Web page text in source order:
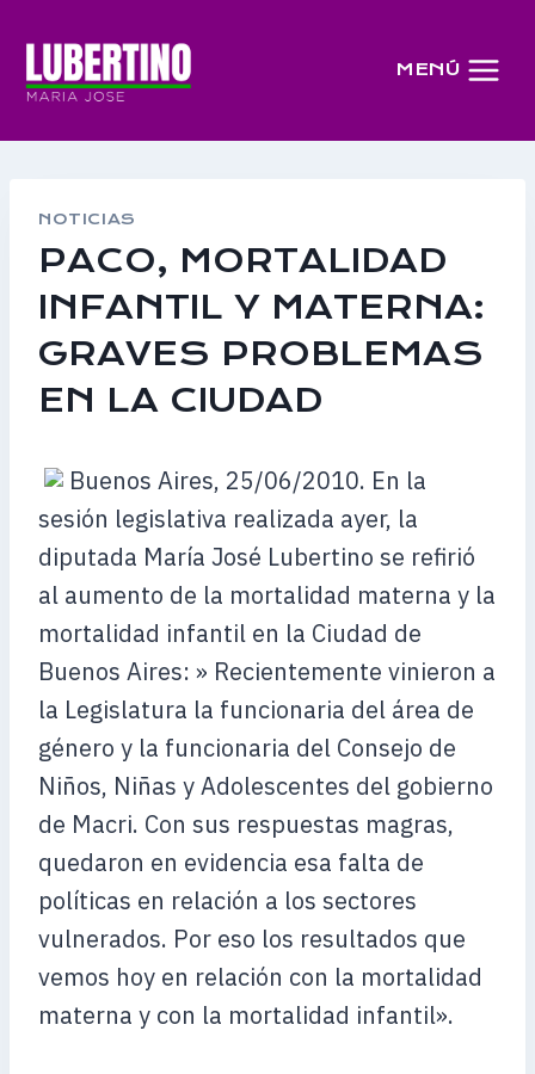
contenido
MENÚ
NOTICIAS
PACO, MORTALIDAD
INFANTIL Y MATERNA:
GRAVES PROBLEMAS
EN LA CIUDAD
Buenos Aires, 25/06/2010. En la
sesión legislativa realizada ayer, la
diputada María José Lubertino se refirió
al aumento de la mortalidad materna y la
mortalidad infantil en la Ciudad de
Buenos Aires: » Recientemente vinieron a
la Legislatura la funcionaria del área de
género y la funcionaria del Consejo de
Niños, Niñas y Adolescentes del gobierno
de Macri. Con sus respuestas magras,
quedaron en evidencia esa falta de
políticas en relación a los sectores
vulnerados. Por eso los resultados que
vemos hoy en relación con la mortalidad
materna y con la mortalidad infantil».